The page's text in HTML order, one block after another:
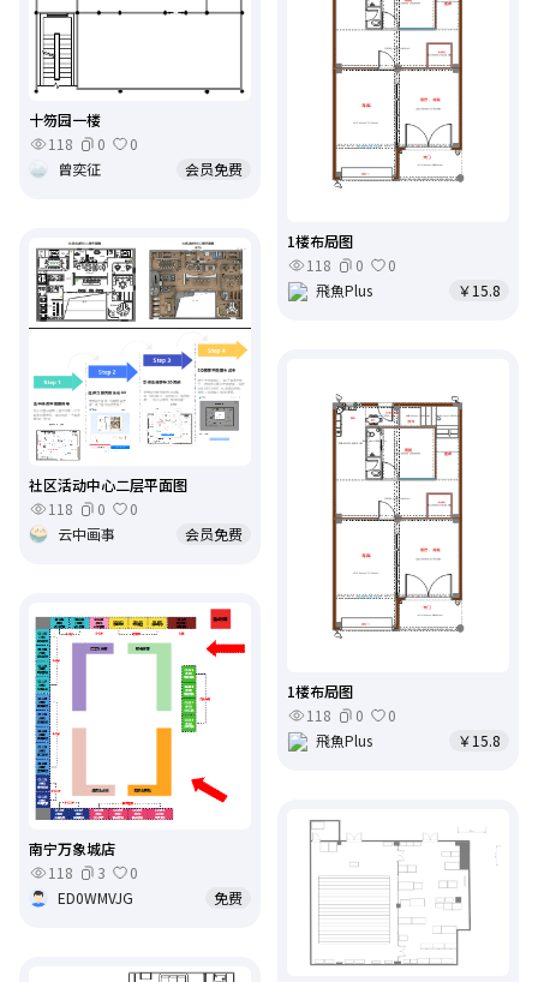
十笏园一楼
118
0
0
曾奕征
会员免费
1楼布局图
118
0
0
飛魚Plus
￥15.8
社区活动中心二层平面图
118
0
0
云中画事
会员免费
1楼布局图
118
0
0
飛魚Plus
￥15.8
南宁万象城店
118
3
0
ED0WMVJG
免费